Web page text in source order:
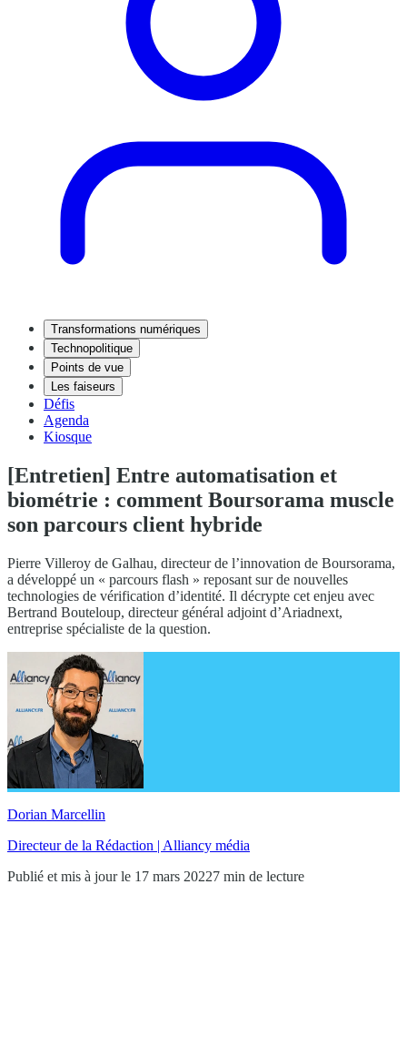
Transformations numériques
Technopolitique
Points de vue
Les faiseurs
Défis
Agenda
Kiosque
[Entretien] Entre automatisation et
biométrie : comment Boursorama muscle
son parcours client hybride
Pierre Villeroy de Galhau, directeur de l’innovation de Boursorama,
a développé un « parcours flash » reposant sur de nouvelles
technologies de vérification d’identité. Il décrypte cet enjeu avec
Bertrand Bouteloup, directeur général adjoint d’Ariadnext,
entreprise spécialiste de la question.
Dorian Marcellin
Directeur de la Rédaction | Alliancy média
Publié et mis à jour le 17 mars 20227 min de lecture